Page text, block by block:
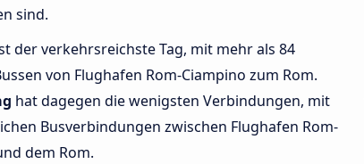
sind.
der verkehrsreichste Tag, mit mehr als 84
von Flughafen Rom-Ciampino zum Rom.
hat dagegen die wenigsten Verbindungen, mit
Busverbindungen zwischen Flughafen Rom-
dem Rom.